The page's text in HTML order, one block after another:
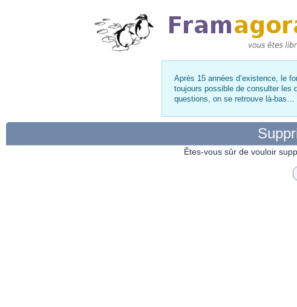
Après 15 années d’existence, le
toujours possible de consulter les
questions, on se retrouve là-bas…
Êtes-vous sûr de vouloir